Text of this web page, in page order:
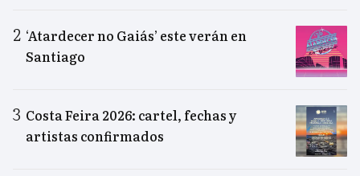
‘Atardecer no Gaiás’ este verán en
Santiago
Costa Feira 2026: cartel, fechas y
artistas confirmados